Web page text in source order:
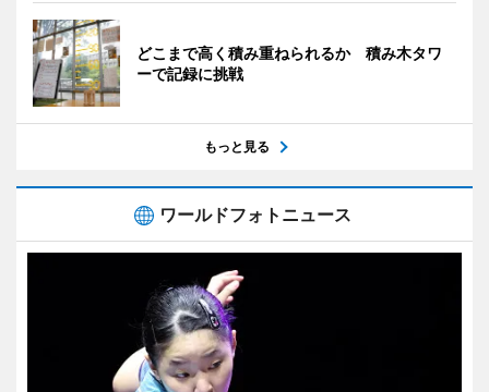
どこまで高く積み重ねられるか 積み木タワ
ーで記録に挑戦
もっと見る
ワールドフォトニュース